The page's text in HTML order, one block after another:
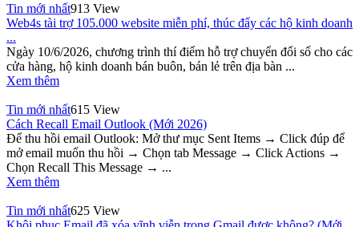
Tin mới nhất913 View
Web4s tài trợ 105.000 website miễn phí, thúc đẩy các hộ kinh doanh
...
Ngày 10/6/2026, chương trình thí điểm hỗ trợ chuyển đổi số cho các
cửa hàng, hộ kinh doanh bán buôn, bán lẻ trên địa bàn ...
Xem thêm
Tin mới nhất615 View
Cách Recall Email Outlook (Mới 2026)
Để thu hồi email Outlook: Mở thư mục Sent Items → Click đúp để
mở email muốn thu hồi → Chọn tab Message → Click Actions →
Chọn Recall This Message → ...
Xem thêm
Tin mới nhất625 View